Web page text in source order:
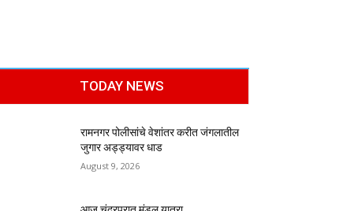
TODAY NEWS
रामनगर पोलीसांचे वेशांतर करीत जंगलातील
जुगार अड्ड्यावर धाड
August 9, 2026